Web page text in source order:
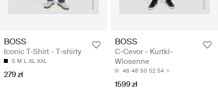
BOSS
Iconic T-Shirt - T-shirty
S M L XL XXL
279 zł
BOSS
C-Cevor - Kurtki-
Wiosenne
46 48 50 52 54
1599 zł